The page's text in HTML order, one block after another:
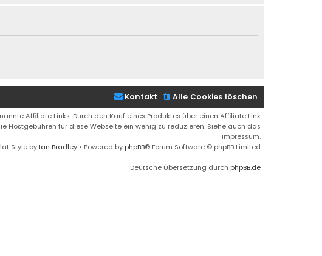
Alle Cookies löschen
Kontakt
Affiliate Links. Durch den Kauf eines Produktes über einen Affiliate Link
Hostgebühren für diese Webseite ein wenig zu reduzieren. Siehe auch das
Impressum.
Style by Ian Bradley • Powered by phpBB® Forum Software © phpBB Limited
Deutsche Übersetzung durch phpBB.de